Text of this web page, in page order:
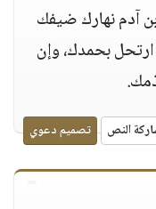
آدم نهارك ضيفك
بحمدك، وإن
النص تصميم دعوي